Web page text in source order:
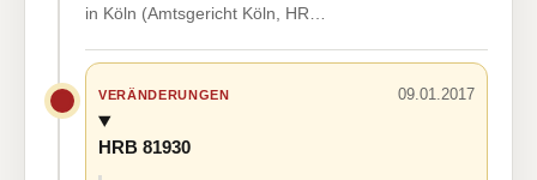
in Köln (Amtsgericht Köln, HR…
VERÄNDERUNGEN 09.01.2017
HRB 81930